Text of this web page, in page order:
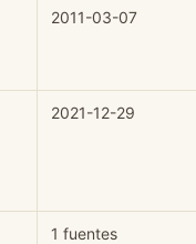
2011-03-07
2021-12-29
1 fuentes